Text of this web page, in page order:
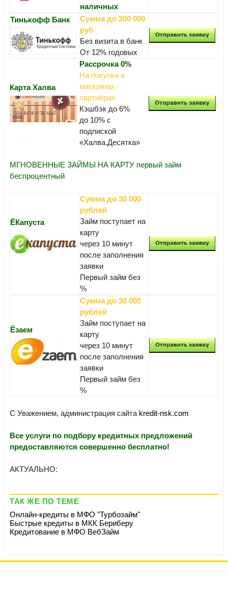
наличных
Тинькофф Банк
Сумма до 300 000
руб
Без визита в банк
От 12% годовых
Карта Халва
Рассрочка 0%
На покупки в
магазинах-
партнёрах
Кэшбэк до 6%
до 10% с
подпиской
«Халва.Десятка»
МГНОВЕННЫЕ ЗАЙМЫ НА КАРТУ первый займ
беспроцентный
ЁКапуста
Сумма до 30 000
рублей
Займ поступает на
карту
через 10 минут
после заполнения
заявки
Первый займ без
%
Ёзаем
Сумма до 30 000
рублей
Займ поступает на
карту
через 10 минут
после заполнения
заявки
Первый займ без
%
С Уважением, администрация сайта kredit-nsk.com
Все услуги по подбору кредитных предложений
предоставляются совершенно бесплатно!
АКТУАЛЬНО:
ТАК ЖЕ ПО ТЕМЕ
Онлайн-кредиты в МФО "Турбозайм"
Быстрые кредиты в МКК Бериберу
Кредитование в МФО ВебЗайм